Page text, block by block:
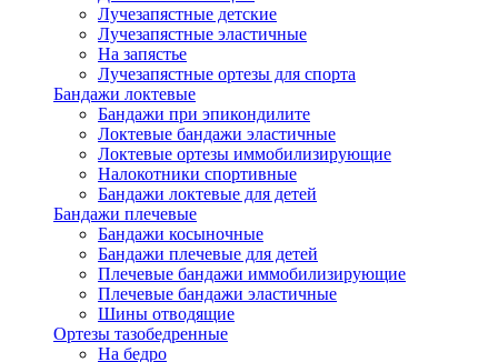
Лучезапястные детские
Лучезапястные эластичные
На запястье
Лучезапястные ортезы для спорта
Бандажи локтевые
Бандажи при эпикондилите
Локтевые бандажи эластичные
Локтевые ортезы иммобилизирующие
Налокотники спортивные
Бандажи локтевые для детей
Бандажи плечевые
Бандажи косыночные
Бандажи плечевые для детей
Плечевые бандажи иммобилизирующие
Плечевые бандажи эластичные
Шины отводящие
Ортезы тазобедренные
На бедро